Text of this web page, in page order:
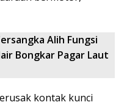
Alih Fungsi
Bongkar Pagar Laut
kontak kunci